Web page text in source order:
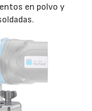
en polvo y